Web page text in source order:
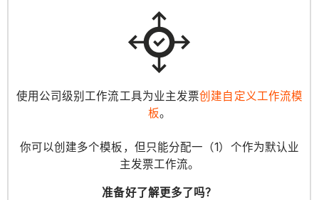
使用公司级别工作流工具为业主发票创建自定义工作流模
板。
你可以创建多个模板，但只能分配一（1）个作为默认业
主发票工作流。
准备好了解更多了吗？